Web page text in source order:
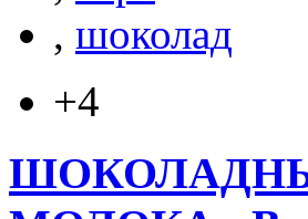
, шоколад
+4